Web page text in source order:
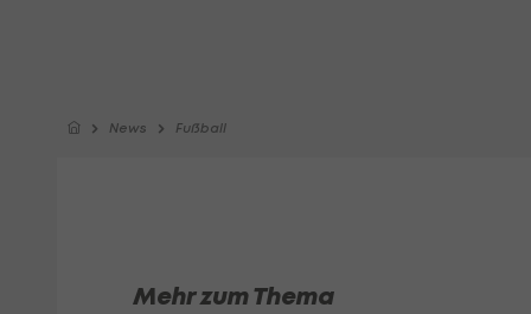
News Fußball
Mehr zum Thema